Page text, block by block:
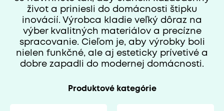
život a priniesli do domácnosti štipku
inovácií. Výrobca kladie veľký dôraz na
výber kvalitných materiálov a precízne
spracovanie. Cieľom je, aby výrobky boli
nielen funkčné, ale aj esteticky prívetivé a
dobre zapadli do modernej domácnosti.
Produktové kategórie